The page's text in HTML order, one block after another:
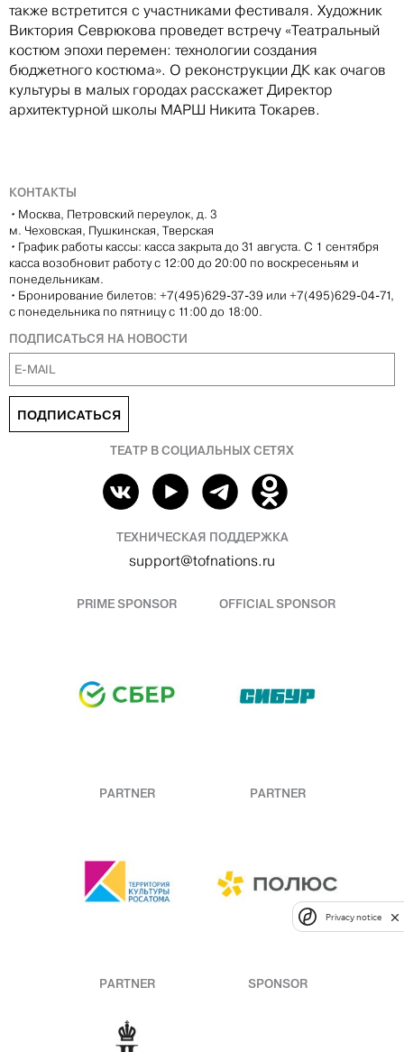
также встретится с участниками фестиваля. Художник
Виктория Севрюкова проведет встречу «Театральный
костюм эпохи перемен: технологии создания
бюджетного костюма». О реконструкции ДК как очагов
культуры в малых городах расскажет Директор
архитектурной школы МАРШ Никита Токарев.
КОНТАКТЫ
• Москва, Петровский переулок, д. 3
м. Чеховская, Пушкинская, Тверская
• График работы кассы: касса закрыта до 31 августа. С 1 сентября
касса возобновит работу с 12:00 до 20:00 по воскресеньям и
понедельникам.
• Бронирование билетов: +7(495)629-37-39 или +7(495)629-04-71,
с понедельника по пятницу с 11:00 до 18:00.
ПОДПИСАТЬСЯ НА НОВОСТИ
ПОДПИСАТЬСЯ
ТЕАТР В СОЦИАЛЬНЫХ СЕТЯХ
ТЕХНИЧЕСКАЯ ПОДДЕРЖКА
support@tofnations.ru
PRIME SPONSOR OFFICIAL SPONSOR
PARTNER PARTNER
PARTNER SPONSOR
Privacy notice